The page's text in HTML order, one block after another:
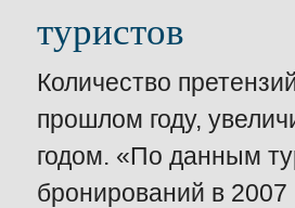
туристов
Количество
прошлом году,
годом. «По данным
бронирований в 2007